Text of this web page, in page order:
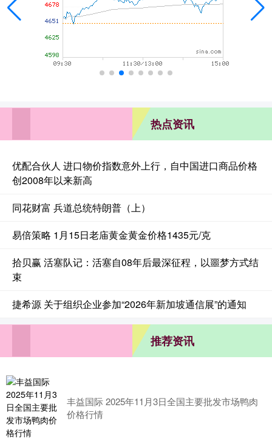
热点资讯
优配合伙人 进口物价指数意外上行，自中国进口商品价格
创2008年以来新高
同花财富 兵道总统特朗普（上）
易倍策略 1月15日老庙黄金黄金价格1435元/克
拾贝赢 活塞队记：活塞自08年后最深征程，以噩梦方式结
束
捷希源 关于组织企业参加“2026年新加坡通信展”的通知
推荐资讯
丰益国际 2025年11月3日全国主要批发市场鸭肉
价格行情